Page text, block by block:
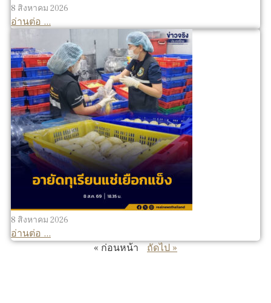
8 สิงหาคม 2026
อ่านต่อ ...
8 สิงหาคม 2026
อ่านต่อ ...
« ก่อนหน้า
ถัดไป »